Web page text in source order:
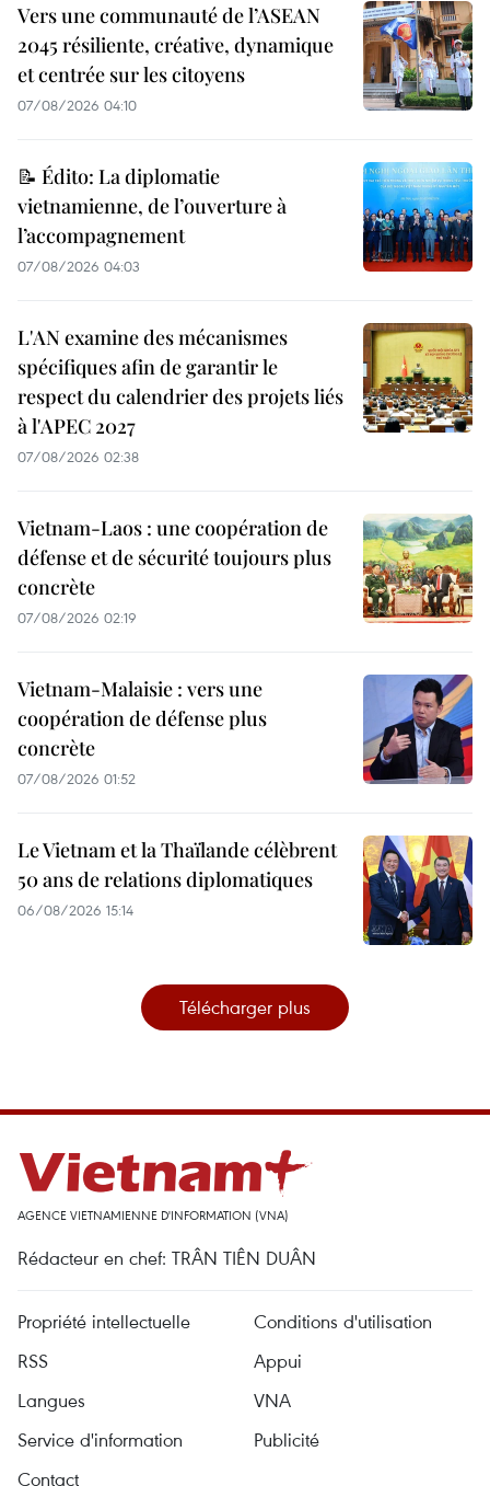
Vers une communauté de l’ASEAN
2045 résiliente, créative, dynamique
et centrée sur les citoyens
07/08/2026 04:10
📝 Édito: La diplomatie
vietnamienne, de l’ouverture à
l’accompagnement
07/08/2026 04:03
L'AN examine des mécanismes
spécifiques afin de garantir le
respect du calendrier des projets liés
à l'APEC 2027
07/08/2026 02:38
Vietnam-Laos : une coopération de
défense et de sécurité toujours plus
concrète
07/08/2026 02:19
Vietnam-Malaisie : vers une
coopération de défense plus
concrète
07/08/2026 01:52
Le Vietnam et la Thaïlande célèbrent
50 ans de relations diplomatiques
06/08/2026 15:14
Télécharger plus
AGENCE VIETNAMIENNE D'INFORMATION (VNA)
Rédacteur en chef: TRÂN TIÊN DUÂN
Propriété intellectuelle
Conditions d'utilisation
RSS
Appui
Langues
VNA
Service d'information
Publicité
Contact